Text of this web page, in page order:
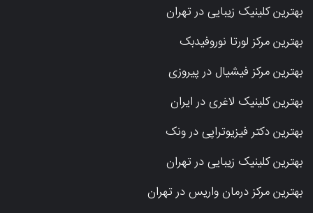
بهترین کلینیک زیبایی در تهران
بهترین مرکز لورتا نوروفیدبک
بهترین مرکز فیشیال در پیروزی
بهترین کلینیک لاغری در ایران
بهترین دکتر فیزیوتراپی در ونک
بهترین کلینیک زیبایی در تهران
بهترین مرکز درمان واریس در تهران